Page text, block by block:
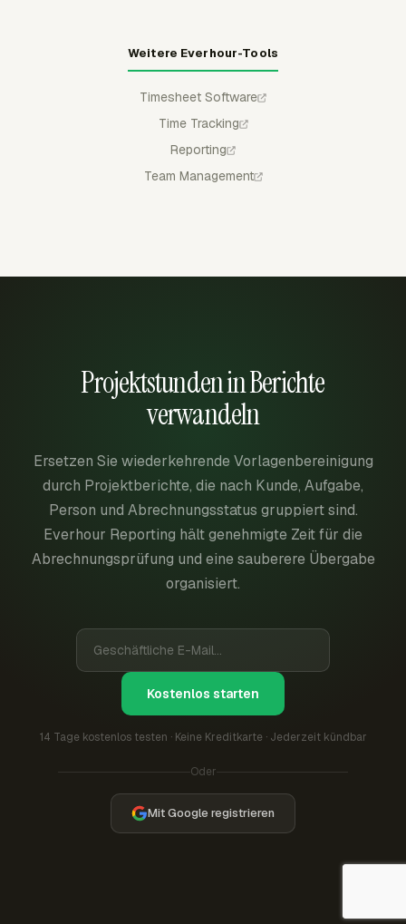
Weitere Everhour-Tools
Timesheet Software
Time Tracking
Reporting
Team Management
Projektstunden in Berichte
verwandeln
Ersetzen Sie wiederkehrende Vorlagenbereinigung
durch Projektberichte, die nach Kunde, Aufgabe,
Person und Abrechnungsstatus gruppiert sind.
Everhour Reporting hält genehmigte Zeit für die
Abrechnungsprüfung und eine sauberere Übergabe
organisiert.
Kostenlos starten
14 Tage kostenlos testen · Keine Kreditkarte · Jederzeit kündbar
Oder
Mit Google registrieren